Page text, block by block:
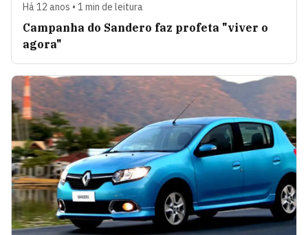
Há 12 anos • 1 min de leitura
Campanha do Sandero faz profeta "viver o
agora"